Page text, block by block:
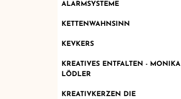
ALARMSYSTEME
KETTENWAHNSINN
KEVKERS
KREATIVES ENTFALTEN - MONIKA
LÖDLER
KREATIVKERZEN DIE